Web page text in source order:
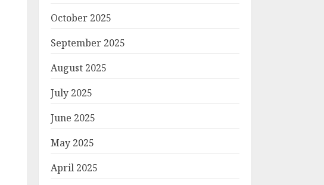
October 2025
September 2025
August 2025
July 2025
June 2025
May 2025
April 2025